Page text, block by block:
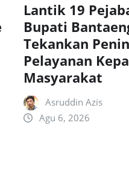
Lantik 19
Bupati
Tekankan
Pelayanan
Masyarakat
Asruddin Azis
Agu 6, 2026